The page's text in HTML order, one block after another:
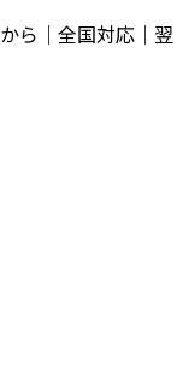
ら｜全国対応｜翌